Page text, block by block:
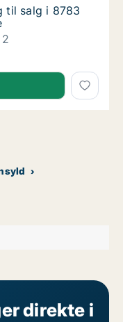
til salg i 8783
til salg i 8783
til salg i 8783
direkte i